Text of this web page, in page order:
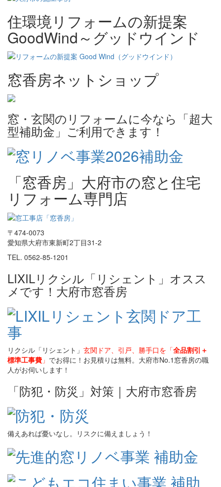
住環境リフォームの新提案
GoodWind～グッドウインド
窓香房ネットショップ
窓・玄関のリフォームに今なら「超大
型補助金」ご利用できます！
「窓香房」大府市の窓と住宅
リフォーム専門店
〒474-0073
愛知県大府市東新町2丁目31-2
TEL. 0562-85-1201
LIXILリクシル「リシェント」オスス
メです！大府市窓香房
リクシル「リシェント」 玄関ドア、引戸、勝手口を「全品割引＋
標準工事費 」 でお得に！お見積りは無料。大府市No.1窓香房の職
人がお伺いします！
「防犯・防災」対策｜大府市窓香房
備えあれば憂いなし。リスクに備えましょう！